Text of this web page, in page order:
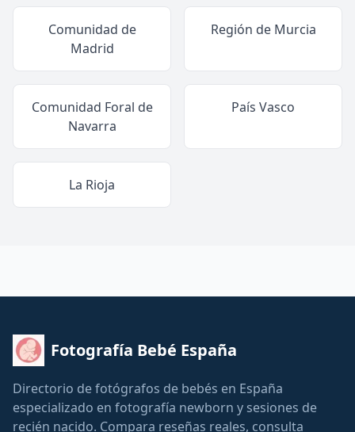
Comunidad de
Madrid
Región de Murcia
Comunidad Foral de
Navarra
País Vasco
La Rioja
Fotografía Bebé España
Directorio de fotógrafos de bebés en España
especializado en fotografía newborn y sesiones de
recién nacido. Compara reseñas reales, consulta